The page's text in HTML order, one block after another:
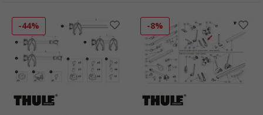
-44% -8%